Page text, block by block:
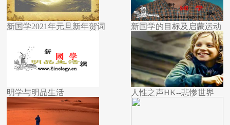
新国学2021年元旦新年贺词
明学与明品生活
新国学的目标及启蒙运动
人性之声HK--悲惨世界